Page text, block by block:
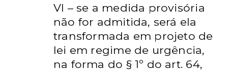
VI – se a medida provisória
não for admitida, será ela
transformada em projeto de
lei em regime de urgência,
na forma do § 1º do art. 64,